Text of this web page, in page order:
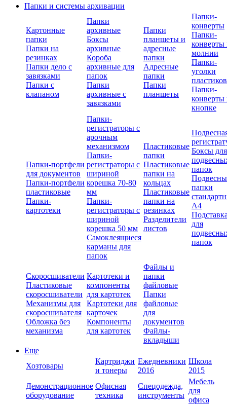
Папки и системы архивации
Картонные
папки
Папки на
резинках
Папки дело с
завязками
Папки с
клапаном
Папки
архивные
Боксы
архивные
Короба
архивные для
папок
Папки
архивные с
завязками
Папки
планшеты и
адресные
папки
Адресные
папки
Папки
планшеты
Папки-
конверты
Папки-
конверты
молнии
Папки-
уголки
Папки-
конверты
кнопке
Папки-портфели
для документов
Папки-портфели
пластиковые
Папки-
картотеки
Папки-
регистраторы с
арочным
механизмом
Папки-
регистраторы с
шириной
корешка 70-80
мм
Папки-
регистраторы с
шириной
корешка 50 мм
Самоклеящиеся
карманы для
папок
Пластиковые
папки
Пластиковые
папки на
кольцах
Пластиковые
папки на
резинках
Разделители
листов
Боксы для
папок
папки
А4
для
папок
Скоросшиватели
Пластиковые
скоросшиватели
Механизмы для
скоросшивателя
Обложка без
механизма
Картотеки и
компоненты
для картотек
Картотеки для
карточек
Компоненты
для картотек
Файлы и
папки
файловые
Папки
файловые
для
документов
Файлы-
вкладыши
Еще
Хозтовары
Картриджи
и тонеры
Ежедневники
2016
Школа
2015
Демонстрационное
оборудование
Офисная
техника
Спецодежда,
инструменты
Мебель
для
офиса